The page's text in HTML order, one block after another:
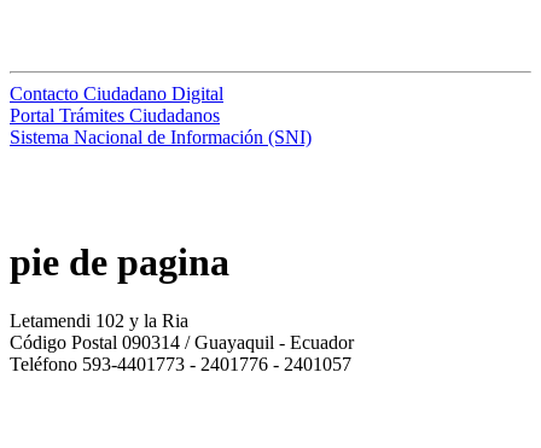
Contacto Ciudadano Digital
Portal Trámites Ciudadanos
Sistema Nacional de Información (SNI)
pie de pagina
Letamendi 102 y la Ria
Código Postal 090314 / Guayaquil - Ecuador
Teléfono 593-4401773 - 2401776 - 2401057